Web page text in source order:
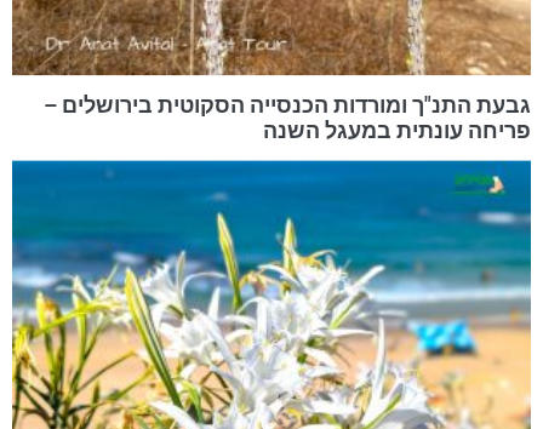
גבעת התנ"ך ומורדות הכנסייה הסקוטית בירושלים –
פריחה עונתית במעגל השנה